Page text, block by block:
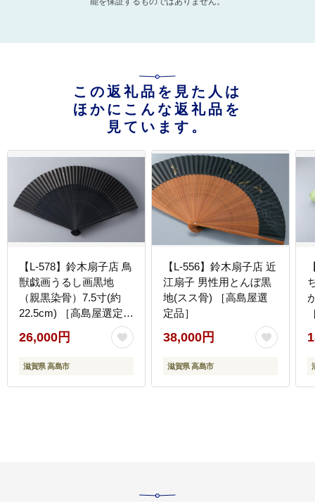
この返礼品を見た人は
ほかにこんな返礼品を
見ています。
【L-578】鈴木扇子店 鳥
獣戯画うるし画黒地
（親黒染骨）7.5寸(約
22.5cm) ［高島屋選定
26,000円
滋賀県 高島市
【L-556】鈴木扇子店 近
江扇子 男性用とんぼ黒
地(スス骨) ［高島屋選
定品］
38,000円
滋賀県 高島市